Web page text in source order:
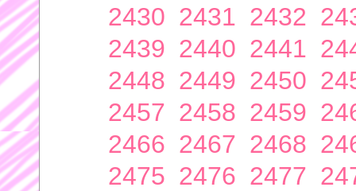
2430 2431 2432
2439 2440 2441
2448 2449 2450
2457 2458 2459
2466 2467 2468
2475 2476 2477